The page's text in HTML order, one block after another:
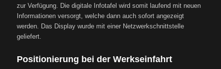
zur Verfügung. Die digitale Infotafel wird somit laufend mit neuen
Informationen versorgt, welche dann auch sofort angezeigt
werden. Das Display wurde mit einer Netzwerkschnittstelle
geliefert.
Positionierung bei der Werkseinfahrt